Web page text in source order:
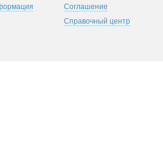
Соглашение
Справочный центр